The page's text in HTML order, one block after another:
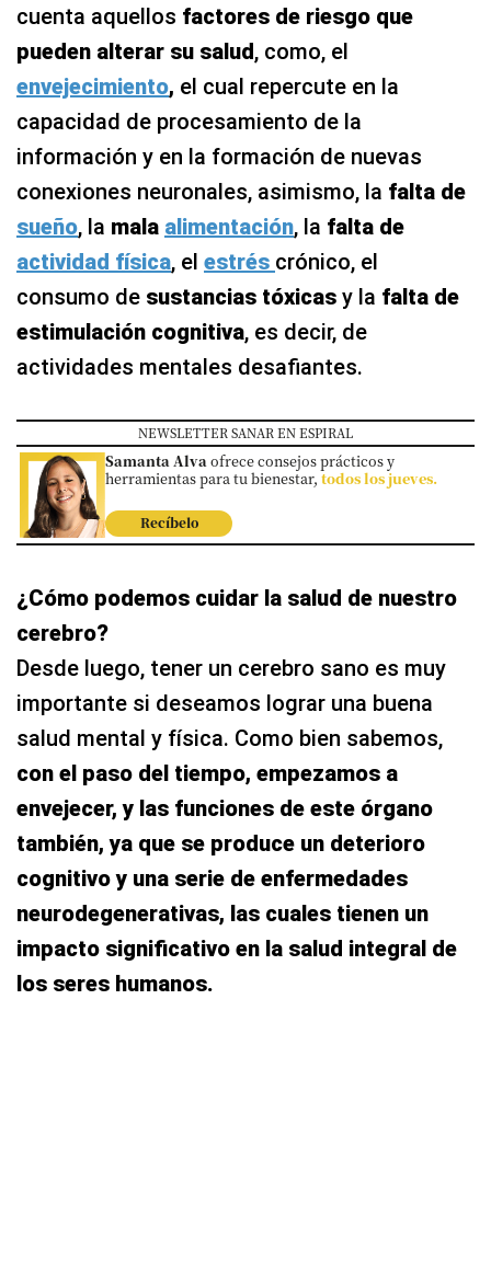
cuenta aquellos factores de riesgo que
pueden alterar su salud, como, el
envejecimiento, el cual repercute en la
capacidad de procesamiento de la
información y en la formación de nuevas
conexiones neuronales, asimismo, la falta de
sueño, la mala alimentación, la falta de
actividad física, el estrés crónico, el
consumo de sustancias tóxicas y la falta de
estimulación cognitiva, es decir, de
actividades mentales desafiantes.
NEWSLETTER SANAR EN ESPIRAL
Samanta Alvaofrece consejos prácticos y
herramientas para tu bienestar,todos los jueves.
Recíbelo
¿Cómo podemos cuidar la salud de nuestro
cerebro?
Desde luego, tener un cerebro sano es muy
importante si deseamos lograr una buena
salud mental y física. Como bien sabemos,
con el paso del tiempo, empezamos a
envejecer, y las funciones de este órgano
también, ya que se produce un deterioro
cognitivo y una serie de enfermedades
neurodegenerativas, las cuales tienen un
impacto significativo en la salud integral de
los seres humanos.